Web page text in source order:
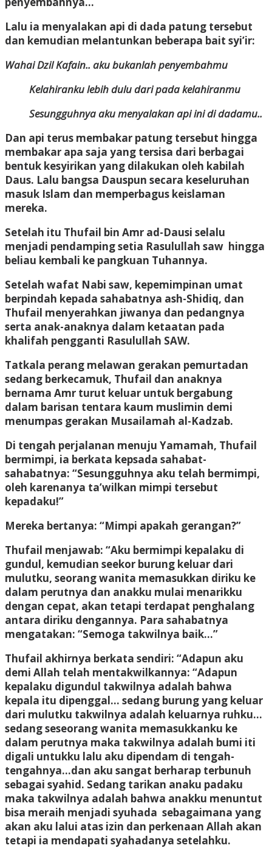
Lalu ia menyalakan api di dada patung tersebut
dan kemudian melantunkan beberapa bait syi’ir:
Wahai Dzil Kafain.. aku bukanlah penyembahmu
Kelahiranku lebih dulu dari pada kelahiranmu
Sesungguhnya aku menyalakan api ini di dadamu..
Dan api terus membakar patung tersebut hingga
membakar apa saja yang tersisa dari berbagai
bentuk kesyirikan yang dilakukan oleh kabilah
Daus. Lalu bangsa Dauspun secara keseluruhan
masuk Islam dan memperbagus keislaman
mereka.
Setelah itu Thufail bin Amr ad-Dausi selalu
menjadi pendamping setia Rasulullah saw hingga
beliau kembali ke pangkuan Tuhannya.
Setelah wafat Nabi saw, kepemimpinan umat
berpindah kepada sahabatnya ash-Shidiq, dan
Thufail menyerahkan jiwanya dan pedangnya
serta anak-anaknya dalam ketaatan pada
khalifah pengganti Rasulullah SAW.
Tatkala perang melawan gerakan pemurtadan
sedang berkecamuk, Thufail dan anaknya
bernama Amr turut keluar untuk bergabung
dalam barisan tentara kaum muslimin demi
menumpas gerakan Musailamah al-Kadzab.
Di tengah perjalanan menuju Yamamah, Thufail
bermimpi, ia berkata kepsada sahabat-
sahabatnya: “Sesungguhnya aku telah bermimpi,
oleh karenanya ta’wilkan mimpi tersebut
kepadaku!”
Mereka bertanya: “Mimpi apakah gerangan?”
Thufail menjawab: “Aku bermimpi kepalaku di
gundul, kemudian seekor burung keluar dari
mulutku, seorang wanita memasukkan diriku ke
dalam perutnya dan anakku mulai menarikku
dengan cepat, akan tetapi terdapat penghalang
antara diriku dengannya. Para sahabatnya
mengatakan: “Semoga takwilnya baik…”
Thufail akhirnya berkata sendiri: “Adapun aku
demi Allah telah mentakwilkannya: “Adapun
kepalaku digundul takwilnya adalah bahwa
kepala itu dipenggal… sedang burung yang keluar
dari mulutku takwilnya adalah keluarnya ruhku…
sedang seseorang wanita memasukkanku ke
dalam perutnya maka takwilnya adalah bumi iti
digali untukku lalu aku dipendam di tengah-
tengahnya…dan aku sangat berharap terbunuh
sebagai syahid. Sedang tarikan anaku padaku
maka takwilnya adalah bahwa anakku menuntut
bisa meraih menjadi syuhada sebagaimana yang
akan aku lalui atas izin dan perkenaan Allah akan
tetapi ia mendapati syahadanya setelahku.